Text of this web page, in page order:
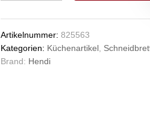
450x300x(H)13mm
Anzahl
Artikelnummer: 825563
Kategorien: Küchenartikel,
Brand: Hendi